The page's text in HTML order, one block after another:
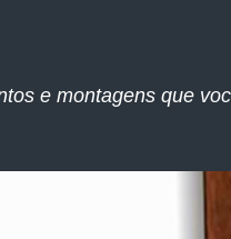
e montagens que